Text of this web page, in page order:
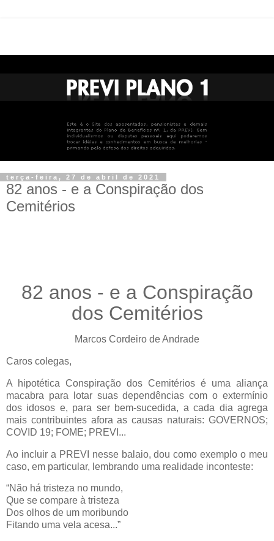
terça-feira, 27 de abril de 2021
82 anos - e a Conspiração dos
Cemitérios
82 anos - e a Conspiração
dos Cemitérios
Marcos Cordeiro de Andrade
Caros colegas,
A hipotética Conspiração dos Cemitérios é uma aliança
macabra para lotar suas dependências com o extermínio
dos idosos e, para ser bem-sucedida, a cada dia agrega
mais contribuintes afora as causas naturais: GOVERNOS;
COVID 19; FOME; PREVI...
Ao incluir a PREVI nesse balaio, dou como exemplo o meu
caso, em particular, lembrando uma realidade inconteste:
“Não há tristeza no mundo,
Que se compare à tristeza
Dos olhos de um moribundo
Fitando uma vela acesa...”